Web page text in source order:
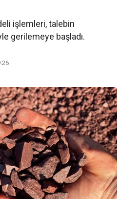
işlemleri, talebin
gerilemeye başladı.